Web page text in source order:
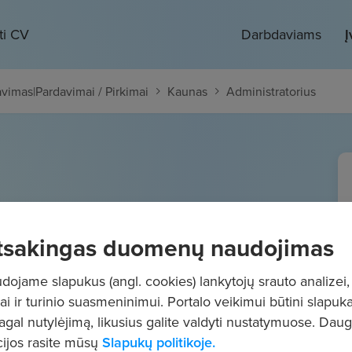
CV Darbdaviams
|Pardavimai / Pirkimai Kaunas Administratorius
2000€/mėn.Prieš mokesčius
duomenų naudojimas
slapukus (angl. cookies) lankytojų srauto analizei,
ir turinio suasmeninimui. Portalo veikimui būtini
nutylėjimą, likusius galite valdyti nustatymuose.
rasite mūsų Slapukų politikoje.